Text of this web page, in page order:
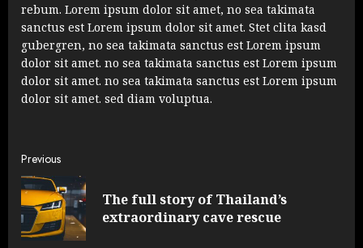
rebum. Lorem ipsum dolor sit amet, no sea takimata
sanctus est Lorem ipsum dolor sit amet. Stet clita kasd
gubergren, no sea takimata sanctus est Lorem ipsum
dolor sit amet. no sea takimata sanctus est Lorem ipsum
dolor sit amet. no sea takimata sanctus est Lorem ipsum
dolor sit amet. sed diam voluptua.
Continue
Reading
Previous
The full story of Thailand’s
extraordinary cave rescue